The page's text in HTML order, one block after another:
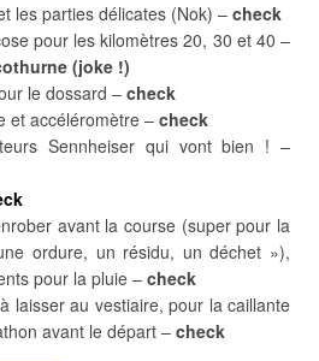
les parties délicates (Nok) – check
pour les kilomètres 20, 30 et 40 –
(joke !)
le dossard – check
et accéléromètre – check
Sennheiser qui vont bien ! –
avant la course (super pour la
ordure, un résidu, un déchet »),
pour la pluie – check
laisser au vestiaire, pour la caillante
avant le départ – check